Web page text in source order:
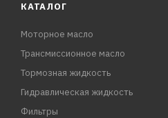
КАТАЛОГ
Моторное масло
Трансмиссионное масло
Тормозная жидкость
Гидравлическая жидкость
Фильтры